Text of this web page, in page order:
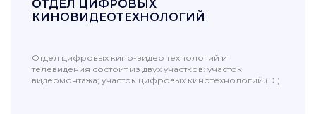
ОТДЕЛ ЦИФРОВЫХ
КИНОВИДЕОТЕХНОЛОГИЙ
Отдел цифровых кино-видео технологий и
телевидения состоит из двух участков: участок
видеомонтажа; участок цифровых кинотехнологий (DI)